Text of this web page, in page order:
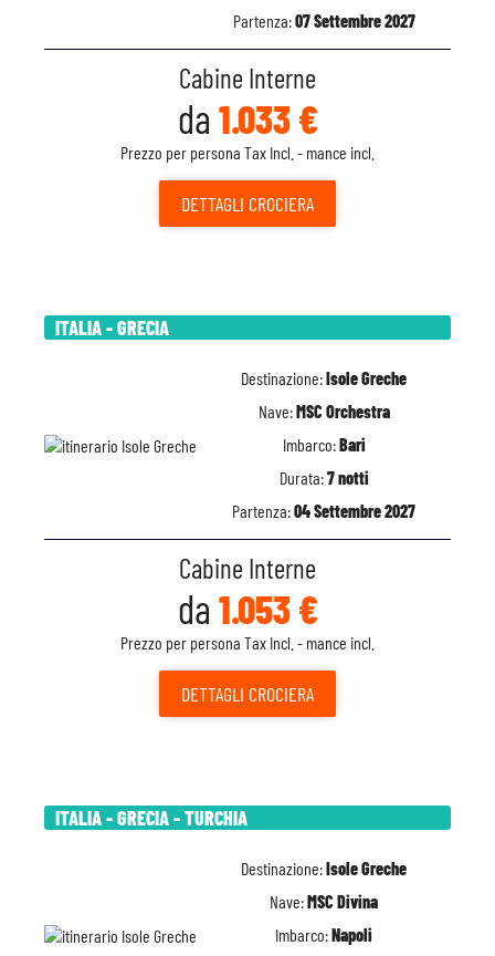
Partenza:07 Settembre 2027
Cabine Interne
da 1.033 €
Prezzo per persona Tax Incl. - mance incl.
DETTAGLI CROCIERA
ITALIA - GRECIA
Destinazione:Isole Greche
Nave:MSC Orchestra
Imbarco:Bari
Durata:7 notti
Partenza:04 Settembre 2027
Cabine Interne
da 1.053 €
Prezzo per persona Tax Incl. - mance incl.
DETTAGLI CROCIERA
ITALIA - GRECIA - TURCHIA
Destinazione:Isole Greche
Nave:MSC Divina
Imbarco:Napoli